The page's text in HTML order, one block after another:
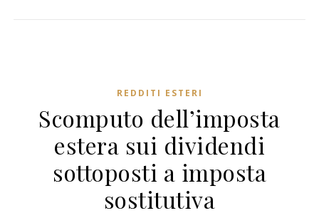
REDDITI ESTERI
Scomputo dell’imposta
estera sui dividendi
sottoposti a imposta
sostitutiva